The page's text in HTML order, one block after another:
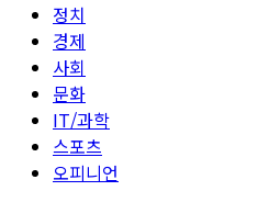
정치
경제
사회
문화
IT/과학
스포츠
오피니언